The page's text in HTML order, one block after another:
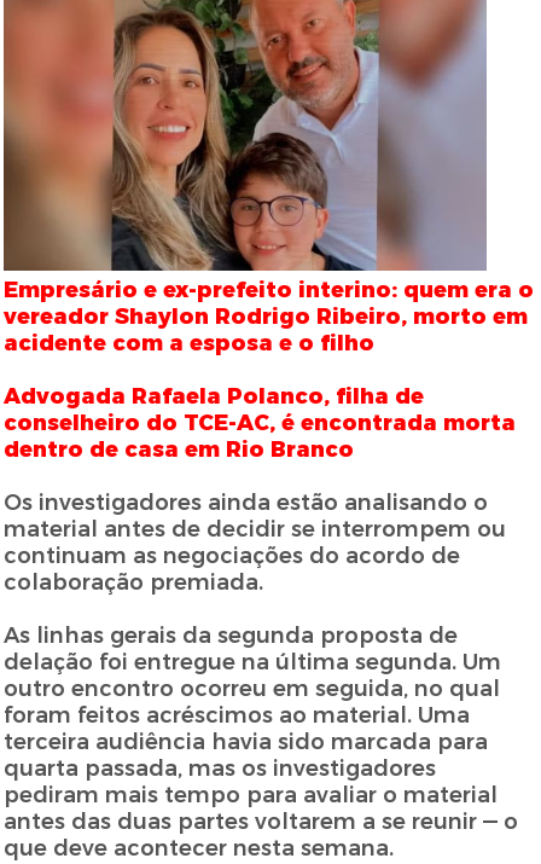
Empresário e ex-prefeito interino: quem era o
vereador Shaylon Rodrigo Ribeiro, morto em
acidente com a esposa e o filho
Advogada Rafaela Polanco, filha de
conselheiro do TCE-AC, é encontrada morta
dentro de casa em Rio Branco
Os investigadores ainda estão analisando o
material antes de decidir se interrompem ou
continuam as negociações do acordo de
colaboração premiada.
As linhas gerais da segunda proposta de
delação foi entregue na última segunda. Um
outro encontro ocorreu em seguida, no qual
foram feitos acréscimos ao material. Uma
terceira audiência havia sido marcada para
quarta passada, mas os investigadores
pediram mais tempo para avaliar o material
antes das duas partes voltarem a se reunir — o
que deve acontecer nesta semana.